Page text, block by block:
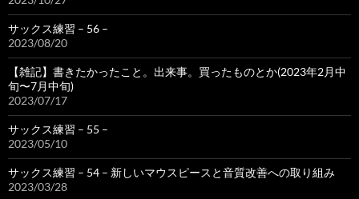
サックス練習 – 56 –
2023/08/20
【雑記】書きたかったこと。出来事。買ったものとか(2023年2月中
旬〜7月中旬)
2023/07/17
サックス練習 – 55 –
2023/05/10
サックス練習 – 54 – 新しいマウスピースと音質改善への取り組み
2023/03/28